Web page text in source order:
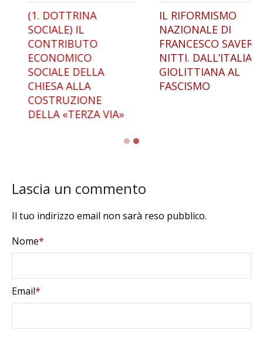
QUALE
LA
POPULISTA
GENESI DEL
(1. DOTTRINA
SOCIALE) IL
CONTRIBUTO
ECONOMICO
SOCIALE DELLA
CHIESA ALLA
DELLA «TERZA VIA»
Lascia un commento
Il tuo indirizzo email non sarà reso pubblico.
Nome*
Email*